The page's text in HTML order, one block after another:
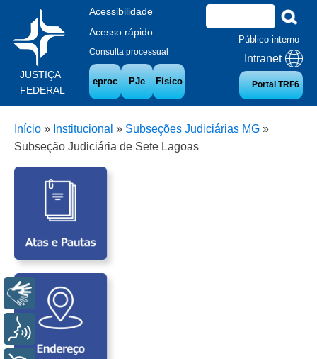
JUSTIÇA
FEDERAL
Acessibilidade
Acesso rápido
Consulta processual
eproc PJe Físico
Público interno
Intranet
Portal TRF6
Início » Institucional » Subseções Judiciárias MG »
Subseção Judiciária de Sete Lagoas
Libras
Voz